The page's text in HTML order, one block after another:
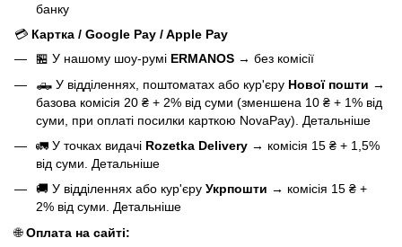
банку
💳 Картка / Google Pay / Apple Pay
🏪 У нашому шоу-румі ERMANOS → без комісії
🛻 У відділеннях, поштоматах або кур'єру Нової пошти →
базова комісія 20 ₴ + 2% від суми (зменшена 10 ₴ + 1% від
суми, при оплаті посилки карткою NovaPay). Детальніше
🚛 У точках видачі Rozetka Delivery → комісія 15 ₴ + 1,5%
від суми. Детальніше
🚚 У відділеннях або кур'єру Укрпошти → комісія 15 ₴ +
2% від суми. Детальніше
🌐Оплата на сайті: